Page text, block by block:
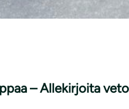
– Allekirjoita